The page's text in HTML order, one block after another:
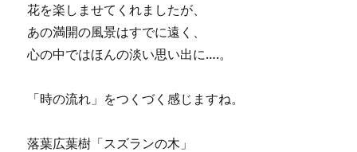
花を楽しませてくれましたが、
あの満開の風景はすでに遠く、
心の中ではほんの淡い思い出に….。
「時の流れ」をつくづく感じますね。
落葉広葉樹「スズランの木」